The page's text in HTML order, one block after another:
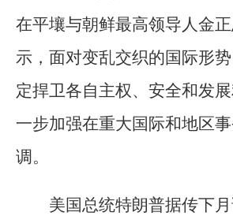
在平壤与朝鲜最高领导人金
示，面对变乱交织的国际形
定捍卫各自主权、安全和发
一步加强在重大国际和地区
调。
美国总统特朗普据传下